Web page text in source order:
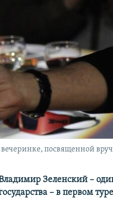
посвященной
Зеленский –
– в первом